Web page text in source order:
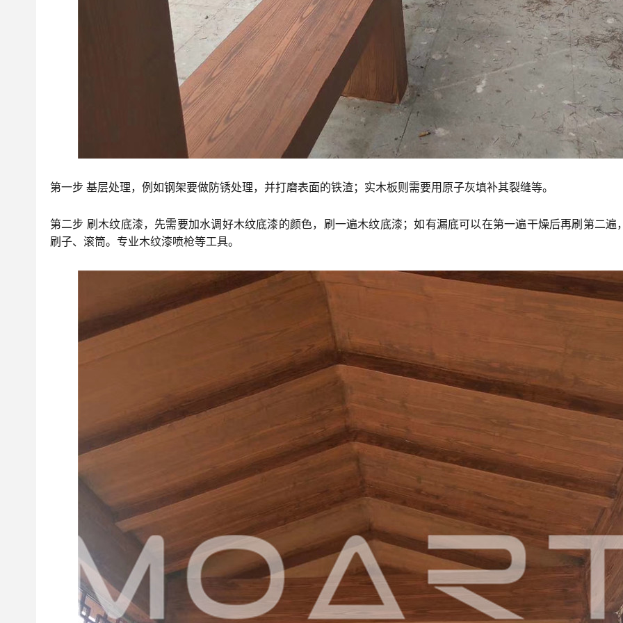
第一步 基层处理，例如钢架要做防锈处理，并打磨表面的铁渣；实木板则需要用原子灰填补其裂缝等。
第二步 刷木纹底漆，先需要加水调好木纹底漆的颜色，刷一遍木纹底漆；如有漏底可以在第一遍干燥后再刷第二遍
刷子、滚筒。专业木纹漆喷枪等工具。